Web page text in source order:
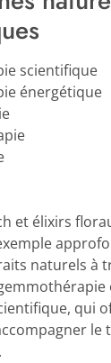
scientifique
énergétique
et élixirs
naturels à
qui
le